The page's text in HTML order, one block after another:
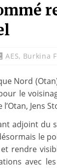
AES, Burkina
Nord
le
Jens
adjoint
le
rendre
avec